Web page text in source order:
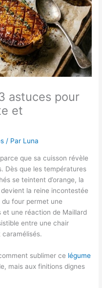
astuces pour
et
/ Par Luna
que sa cuisson révèle
Dès que les températures
se teintent d’orange, la
la reine incontestée
four permet une
une réaction de Maillard
entre une chair
sublimer ce légume
mais aux finitions dignes